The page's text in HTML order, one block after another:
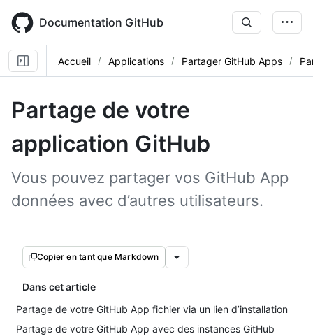
main
content
Documentation GitHub
Accueil Applications Partager GitHub Apps
Partage de votre
application GitHub
Vous pouvez partager vos GitHub App
données avec d’autres utilisateurs.
Copier en tant que Markdown
Dans cet article
Partage de votre GitHub App fichier via un lien d’installation
Partage de votre GitHub App avec des instances GitHub